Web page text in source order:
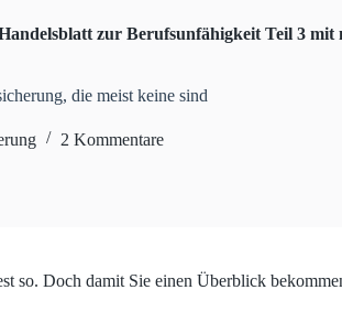
zur Berufsunfähigkeit Teil 3 mit
die meist keine sind
2 Kommentare
so. Doch damit Sie einen Überblick